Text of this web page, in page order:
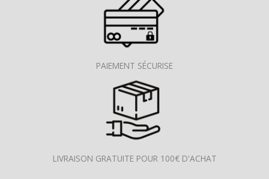
PAIEMENT SÉCURISE
LIVRAISON GRATUITE POUR 100€ D'ACHAT